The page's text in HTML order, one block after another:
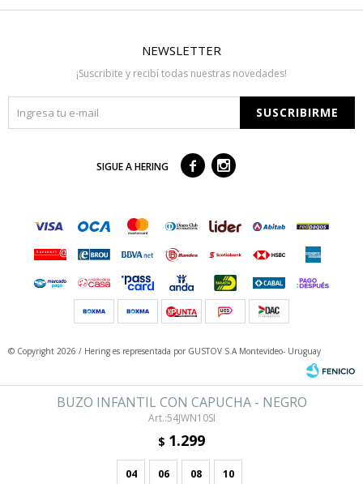
BUZO INFANTIL CON CAPUCHA - NEGRO
54JWN10SI
$ 1.299
04 06 08 10
NEWSLETTER
¡Suscribite y recibí todas nuestras novedades!
SUSCRIBIRME
SIGUE A HERING  
© Copyright 2026 / Hering es representada por GUSTOV S.A Montevideo- Uruguay